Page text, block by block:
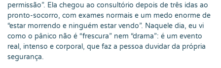
permissão”. Ela chegou ao consultório depois de três idas ao
pronto-socorro, com exames normais e um medo enorme de
“estar morrendo e ninguém estar vendo”. Naquele dia, eu vi
como o pânico não é “frescura” nem “drama”: é um evento
real, intenso e corporal, que faz a pessoa duvidar da própria
segurança.